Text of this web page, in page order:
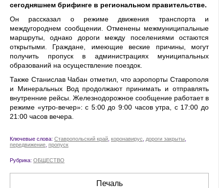
сегодняшнем брифинге в региональном правительстве.
Он рассказал о режиме движения транспорта и
междугороднем сообщении. Отменены межмуниципальные
маршруты, однако дороги между поселениями остаются
открытыми. Граждане, имеющие веские причины, могут
получить пропуск в администрациях муниципальных
образований на осуществление поездок.
Также Станислав Чабан отметил, что аэропорты Ставрополя
и Минеральных Вод продолжают принимать и отправлять
внутренние рейсы. Железнодорожное сообщение работает в
режиме «утро-вечер»: с 5:00 до 9:00 часов утра, с 17:00 до
21:00 часов вечера.
Ключевые слова: Ставропольский край коронавирус дороги закрыты
передвижение пропуск
Рубрика: ОБЩЕСТВО
Печаль